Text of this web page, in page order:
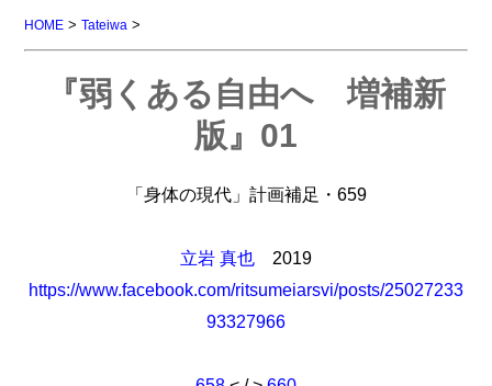
HOME >Tateiwa >
『弱くある自由へ 増補新
版』01
「身体の現代」計画補足・659
立岩 真也 2019
https://www.facebook.com/ritsumeiarsvi/posts/25027233
93327966